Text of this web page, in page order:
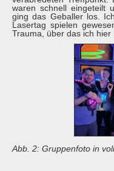
waren schnell eingeteilt
ging das Geballer los.
Lasertag spielen
Trauma, über das ich
Abb. 2: Gruppenfoto in